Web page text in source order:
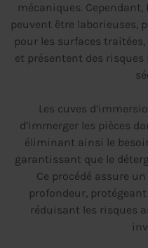
mécaniques.
peuvent être laborieuses,
pour les surfaces
et présentent des
Les cuves
d’immerger les pièces
éliminant ainsi le
garantissant que le
Ce procédé assure
profondeur,
réduisant les risques